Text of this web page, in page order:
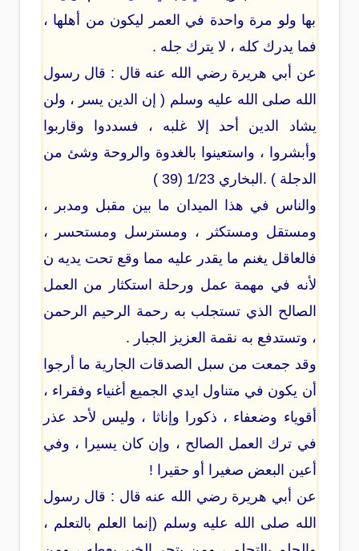
بها ولو مرة واحدة في العمر ليكون من أهلها ،
فما يدرك كله ، لا يترك جله .
عن أبي هريرة رضي الله عنه قال : قال رسول
الله صلى الله عليه وسلم ( إن الدين يسر ، ولن
يشاد الدين أحد إلا غلبه ، فسددوا وقاربوا
وأبشروا ، واستعينوا بالغدوة والروحة وشئ من
الدجلة ) .البخاري 1/23 (39 )
والناس في هذا الميدان ما بين مقبل ومدبر ،
ومستقل ومستكثر ، ومسترسل ومستحسر ،
فالعاقل يغنم ما يقدر عليه مما وقع تحت يديه ن
لأنه في مهمة عمل ورحلة استكثار من العمل
الصالح الذي تستجلب به رحمة الرحيم الرحمن
، وتستدفع به نقمة العزيز الجبار .
وقد جمعت من سبل الصدقات الجارية ما أرجوا
أن يكون في متناول ايدي الجميع أغنياء وفقراء ،
أقوياء وضعفاء ، ذكورا وإناثا ، وليس لأحد عذر
في ترك العمل الصالح ، وإن كان يسيرا ، وفي
أعين البعض صغيرا أو حقيرا !
عن أبي هريرة رضي الله عنه قال : قال رسول
الله صلى الله عليه وسلم (إنما العلم بالتعلم ،